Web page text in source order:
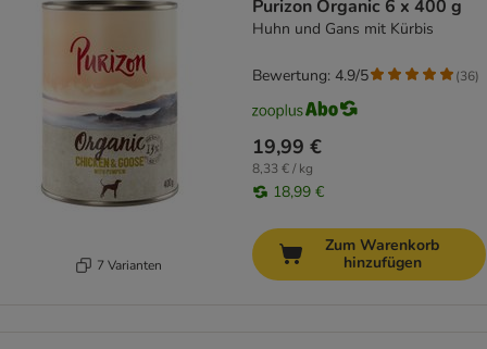
7 Varianten
Purizon Organic 6 x 400 g
Huhn und Gans mit Kürbis
19,99 €
8,33 € / kg
18,99 €
Bewertung: 4.9/5 (36)
Zum Warenkorb
hinzufügen